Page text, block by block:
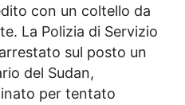
con un coltello da
La Polizia di Servizio
sul posto un
del Sudan,
per tentato